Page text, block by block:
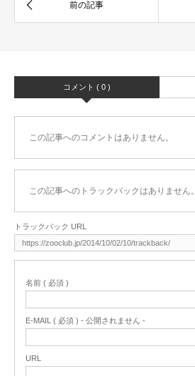
コメント ( 0 )
この記事へのコメントはありません。
この記事へのトラックバックはありません。
トラックバック URL
名前 ( 必須 )
E-MAIL ( 必須 ) - 公開されません -
URL